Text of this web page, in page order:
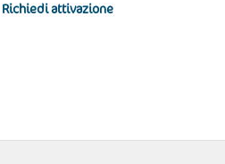
Richiedi attivazione